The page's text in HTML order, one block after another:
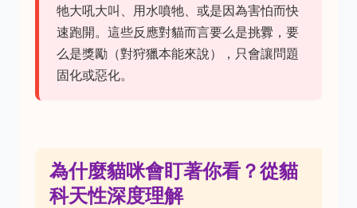
牠大吼大叫、用水噴牠、或是因為害怕而快
速跑開。這些反應對貓而言要么是挑釁，要
么是獎勵（對狩獵本能來說），只會讓問題
固化或惡化。
為什麼貓咪會盯著你看？從貓
科天性深度理解